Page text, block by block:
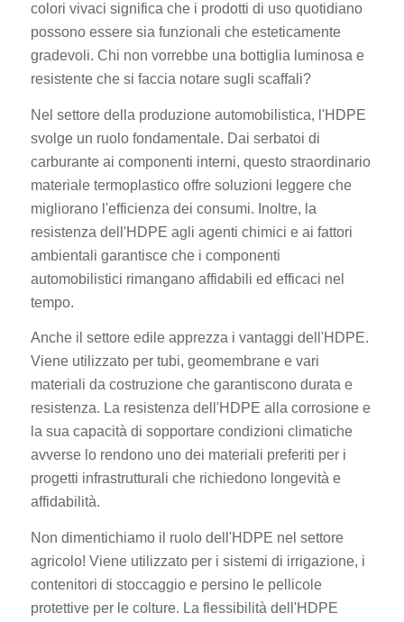
colori vivaci significa che i prodotti di uso quotidiano
possono essere sia funzionali che esteticamente
gradevoli. Chi non vorrebbe una bottiglia luminosa e
resistente che si faccia notare sugli scaffali?
Nel settore della produzione automobilistica, l'HDPE
svolge un ruolo fondamentale. Dai serbatoi di
carburante ai componenti interni, questo straordinario
materiale termoplastico offre soluzioni leggere che
migliorano l'efficienza dei consumi. Inoltre, la
resistenza dell'HDPE agli agenti chimici e ai fattori
ambientali garantisce che i componenti
automobilistici rimangano affidabili ed efficaci nel
tempo.
Anche il settore edile apprezza i vantaggi dell'HDPE.
Viene utilizzato per tubi, geomembrane e vari
materiali da costruzione che garantiscono durata e
resistenza. La resistenza dell'HDPE alla corrosione e
la sua capacità di sopportare condizioni climatiche
avverse lo rendono uno dei materiali preferiti per i
progetti infrastrutturali che richiedono longevità e
affidabilità.
Non dimentichiamo il ruolo dell'HDPE nel settore
agricolo! Viene utilizzato per i sistemi di irrigazione, i
contenitori di stoccaggio e persino le pellicole
protettive per le colture. La flessibilità dell'HDPE